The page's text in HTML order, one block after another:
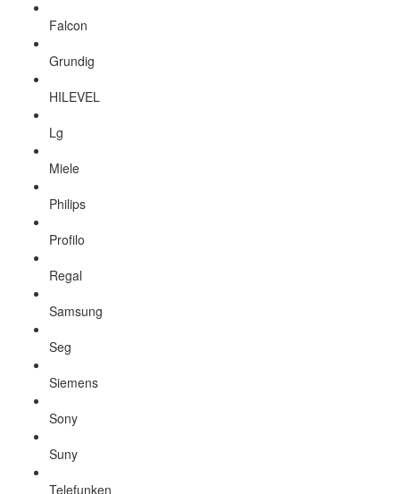
Falcon
Grundig
HILEVEL
Lg
Miele
Philips
Profilo
Regal
Samsung
Seg
Siemens
Sony
Suny
Telefunken